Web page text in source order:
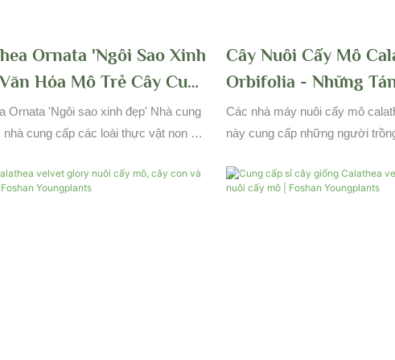
Ornata 'Ngôi Sao Xinh
Hóa Mô Trẻ Cây Cung
Vật Ở Trung Quốc
Ornata 'Ngôi sao xinh đẹp' Nhà cung
nhà cung cấp các loài thực vật non ở
cao và độc đáo cho những người
và người thu gom. Cây tán lá non nuôi
Cây Nuôi Cấy Mô
Orbifolia - Những
Lớn Với Các Mẫu
Người Trồng Bán
Nhà
Các nhà máy nuôi cấy mô
này cung cấp những người
khiến chúng trở thành một bổ
cho bất kỳ không gian trong nhà